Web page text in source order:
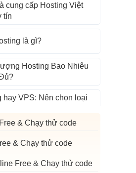
cung cấp Hosting Việt
tín
là gì?
Hosting Bao Nhiêu
hay VPS: Nên chọn loại
miễn phí có thực sự đáng
Hosting là gì?
& Chạy thử code
& Chạy thử code
Free & Chạy thử code